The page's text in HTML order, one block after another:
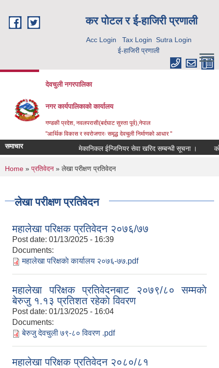
कर पाेटल र ई-हाजिरी प्रणाली
Acc Login Tax Login Sutra Login
ई-हाजिरी प्रणाली
देवचुली नगरपालिका
नगर कार्यपालिकाको कार्यालय
गण्डकी प्रदेश, नवलपरासी(बर्दघाट सुस्ता पूर्व),नेपाल
"आर्थिक विकास र स्वरोजगारः समृद्ध देवचुली निर्माणको आधार "
समाचार मेकानिकल ईन्जिनियर सेवा खरिद सम्बन्धी सूचना ।
You are here
Home » प्रतिवेदन » लेखा परीक्षण प्रतिवेदन
लेखा परीक्षण प्रतिवेदन
महालेखा परिक्षक प्रतिवेदन २०७६/७७
Post date: 01/13/2025 - 16:39
Documents:
महालेखा परिक्षकाे कार्यालय २०७६-७७.pdf
महालेखा परिक्षक प्रतिवेदनबाट २०७९/८० सम्मकाे
बेरुजु १.१३ प्रतिशत रहेकाे विवरण
Post date: 01/13/2025 - 16:04
Documents:
बेरुजु देवचुली ७९-८० विवरण .pdf
महालेखा परिक्षक प्रतिवेदन २०८०/८१